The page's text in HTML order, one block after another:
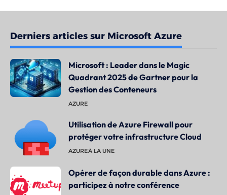
Derniers articles sur Microsoft Azure
Microsoft : Leader dans le Magic
Quadrant 2025 de Gartner pour la
Gestion des Conteneurs
AZURE
Utilisation de Azure Firewall pour
protéger votre infrastructure Cloud
AZUREÀ LA UNE
Opérer de façon durable dans Azure :
participez à notre conférence